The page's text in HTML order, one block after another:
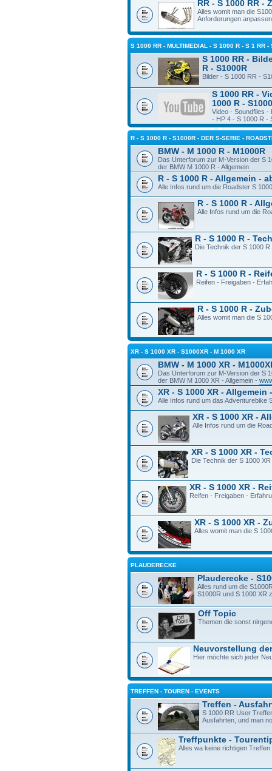
RR - S 1000 RR -
Alles womit man die
Anforderungen
S 1000 RR - MULTIMEDIAL - S 1000 R - S 1 RR -
S 1000 RR -
R - S1000R
Bilder - S 1000 RR -
S 1000 RR -
1000 R -
Video - Soundfiles -
- HP 4 - S 1000 R -
R - S 1000 R - S1000R - DER S-SERIE -
BMW - M 1000 R - M1000R
Das Unterforum zur M-Version der S
der BMW M 1000 R - Allgemein
R - S 1000 R - Allgemein -
Alle Infos rund um die Roadster S
R - S 1000 R -
Alle Infos rund um die
R - S 1000 R -
Die Technik der S 1000
R - S 1000 R -
Reifen - Freigaben -
R - S 1000 R -
Alles womit man die S
XR - S 1000 XR - S1000XR - M 1000 XR
BMW - M 1000 XR -
Das Unterforum zur M-Version der S
der BMW M 1000 XR - Allgemein -
XR - S 1000 XR -
Alle Infos rund um das Adventurebike
XR - S 1000 XR -
Alle Infos rund um die
XR - S 1000 XR -
Die Technik der S 1000
XR - S 1000 XR -
Reifen - Freigaben -
XR - S 1000 XR -
Alles womit man die S
PLAUDERECKE
Plauderecke -
Alles rund um die
S1000R und S 1000 XR
Off Topic
Themen die sonst
Neuvorstellung
Hier möchte sich jeder
TREFFEN - TOUREN - EVENTS
Treffen -
S 1000 RR User
Ausfahrten, und man
Treffpunkte -
Alles wa keine richtigen Treffen